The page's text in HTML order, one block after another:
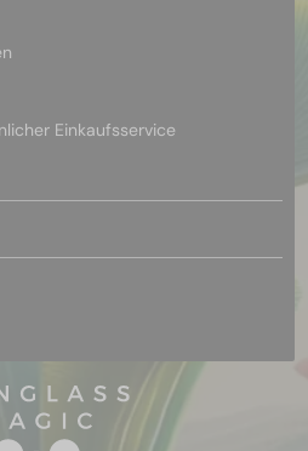
Einkaufsservice